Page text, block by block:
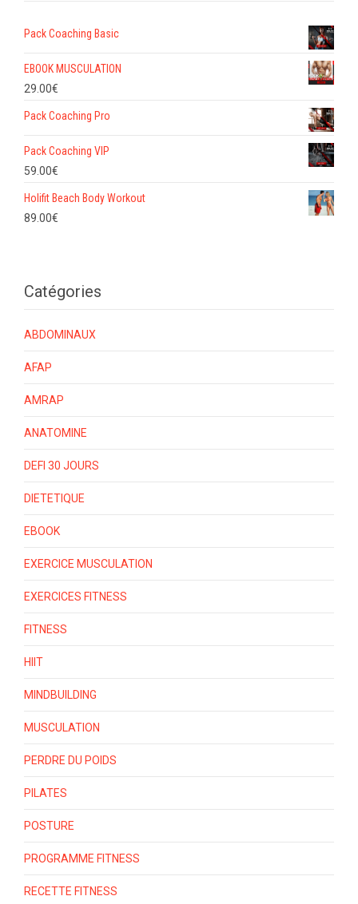
Pack Coaching Basic
EBOOK MUSCULATION
29.00€
Pack Coaching Pro
Pack Coaching VIP
59.00€
Holifit Beach Body Workout
89.00€
Catégories
ABDOMINAUX
AFAP
AMRAP
ANATOMINE
DEFI 30 JOURS
DIETETIQUE
EBOOK
EXERCICE MUSCULATION
EXERCICES FITNESS
FITNESS
HIIT
MINDBUILDING
MUSCULATION
PERDRE DU POIDS
PILATES
POSTURE
PROGRAMME FITNESS
RECETTE FITNESS